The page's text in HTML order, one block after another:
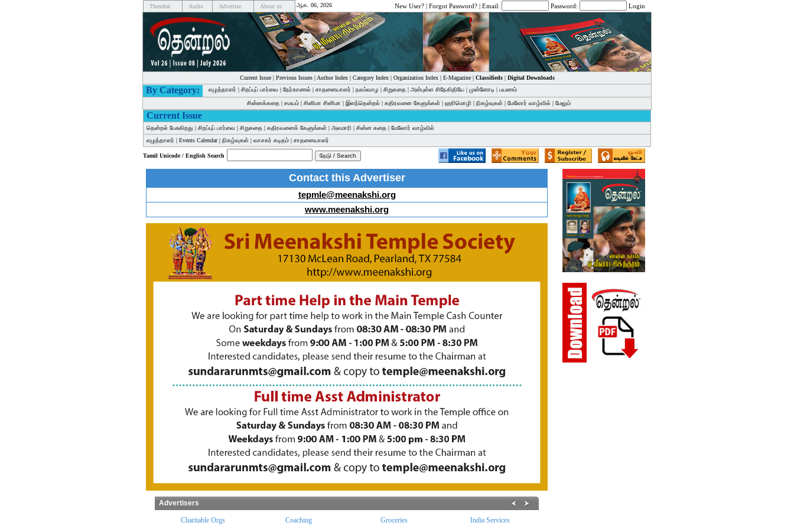
Thendral Audio Advertise About us ஆக. 06, 2026 New User? | Forgot Password? | Email: Password: Login
Current Issue| Previous Issues| Author Index| Category Index| Organization Index| E-Magazine| Classifieds| Digital Downloads
By Category: எழுத்தாளர் | சிறப்புப் பார்வை | நேர்காணல் | சாதனையாளர் | நலம்வாழ | சிறுகதை | அன்புள்ள சிநேகிதியே | முன்னோடி | பயணம்
சின்னக்கதை | சமயம் | சினிமா சினிமா | இளந்தென்றல் | கதிரவனை கேளுங்கள் | ஹரிமொழி | நிகழ்வுகள் | மேலோர் வாழ்வில் | மேலும்
Current Issue
தென்றல் பேசுகிறது | சிறப்புப் பார்வை | சிறுகதை | கதிரவனைக் கேளுங்கள் | அலமாரி | சின்ன கதை | மேலோர் வாழ்வில்
எழுத்தாளர் | Events Calendar| நிகழ்வுகள் | வாசகர் கடிதம் | சாதனையாளர்
Tamil Unicode / English Search
Contact this Advertiser
tepmle@meenakshi.org
www.meenakshi.org
Advertisers
Charitable Orgs Coaching Groceries India Services